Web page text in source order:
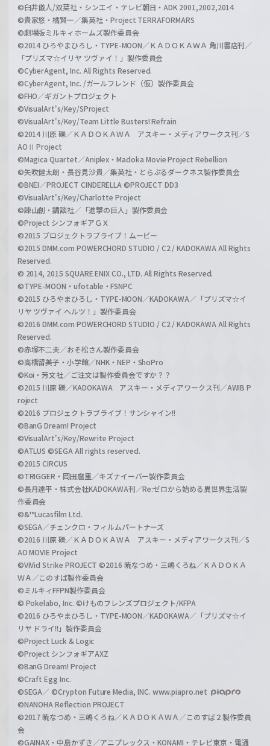
©臼井儀人/双葉社・シンエイ・テレビ朝日・ADK 2001,2002,2014
©貴家悠・橘賢一／集英社・Project TERRAFORMARS
©劇場版ミルキィホームズ製作委員会
©2014 ひろやまひろし・TYPE-MOON／ＫＡＤＯＫＡＷＡ 角川書店刊／
「プリズマ☆イリヤ ツヴァイ！」製作委員会
©CyberAgent, Inc. All Rights Reserved.
©CyberAgent, Inc. /ガールフレンド（仮）製作委員会
©FHO／ギガントプロジェクト
©VisualArt's/Key/SProject
©VisualArt's/Key/Team Little Busters! Refrain
©2014 川原 礫／ＫＡＤＯＫＡＷＡ アスキー・メディアワークス刊／S
AOⅡ Project
©Magica Quartet／Aniplex・Madoka Movie Project Rebellion
©矢吹健太朗・長谷見沙貴／集英社・とらぶるダークネス製作委員会
©BNEI／PROJECT CINDERELLA ©PROJECT DD3
©VisualArt's/Key/Charlotte Project
©諫山創・講談社／「進撃の巨人」製作委員会
©Project シンフォギアＧＸ
©2015 プロジェクトラブライブ！ムービー
©2015 DMM.com POWERCHORD STUDIO / C2 / KADOKAWA All Rights
Reserved.
© 2014, 2015 SQUARE ENIX CO., LTD. All Rights Reserved.
©TYPE-MOON・ufotable・FSNPC
©2015 ひろやまひろし・TYPE-MOON／KADOKAWA／「プリズマ☆イ
リヤ ツヴァイ ヘルツ！」製作委員会
©2016 DMM.com POWERCHORD STUDIO / C2 / KADOKAWA All Rights
Reserved.
©赤塚不二夫／おそ松さん製作委員会
©高橋留美子・小学館／NHK・NEP・ShoPro
©Koi・芳文社／ご注文は製作委員会ですか？？
©2015 川原 礫／KADOKAWA アスキー・メディアワークス刊／AWIB P
roject
©2016 プロジェクトラブライブ！サンシャイン!!
©BanG Dream! Project
©VisualArt's/Key/Rewrite Project
©ATLUS ©SEGA All rights reserved.
©2015 CIRCUS
©TRIGGER・岡田麿里／キズナイーバー製作委員会
©長月達平・株式会社KADOKAWA刊／Re:ゼロから始める異世界生活製
作委員会
©&™Lucasfilm Ltd.
©SEGA／チェンクロ・フィルムパートナーズ
©2016 川原 礫／ＫＡＤＯＫＡＷＡ アスキー・メディアワークス刊／S
AO MOVIE Project
©ViVid Strike PROJECT ©2016 暁なつめ・三嶋くろね／ＫＡＤＯＫＡ
ＷＡ／このすば製作委員会
©ミルキィFFPN製作委員会
© Pokelabo, Inc. ©けものフレンズプロジェクト/KFPA
©2016 ひろやまひろし・TYPE-MOON／KADOKAWA／「プリズマ☆イ
リヤ ドライ!!」製作委員会
©Project Luck & Logic
©Project シンフォギアAXZ
©BanG Dream! Project
©Craft Egg Inc.
©SEGA／ ©Crypton Future Media, INC. www.piapro.net
©NANOHA Reflection PROJECT
©2017 暁なつめ・三嶋くろね／ＫＡＤＯＫＡＷＡ／このすば２製作委員
会
©GAINAX・中島かずき／アニプレックス・KONAMI・テレビ東京・電通